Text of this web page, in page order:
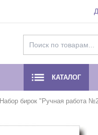
КАТАЛОГ
Набор бирок "Ручная работа